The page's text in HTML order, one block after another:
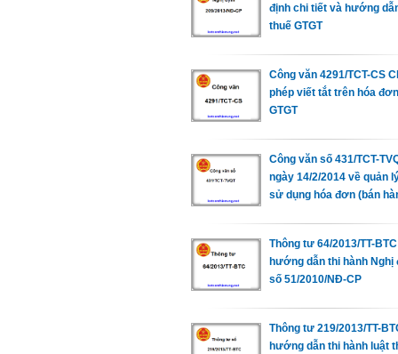
định chi tiết và hướng
thuế GTGT
Công văn 4291/TCT-CS
phép viết tắt trên hóa đơn
GTGT
Công văn số 431/TCT-
ngày 14/2/2014 về quản
sử dụng hóa đơn (bán
Thông tư 64/2013/TT-BTC
hướng dẫn thi hành Nghị
số 51/2010/NĐ-CP
Thông tư 219/2013/TT-
hướng dẫn thi hành luật